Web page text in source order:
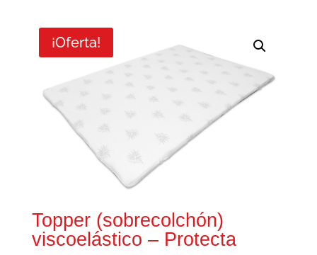
¡Oferta!
Topper (sobrecolchón)
viscoelástico – Protecta